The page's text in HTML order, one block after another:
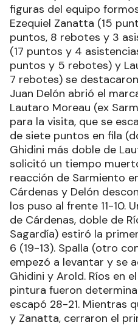
figuras del equipo
Ezequiel Zanatta (15
puntos, 8 rebotes y 3
(17 puntos y 4
puntos y 5 rebotes) y
7 rebotes) se
Juan Delón abrió el
Lautaro Moreau (ex
para la visita, que se
de siete puntos en fila
Ghidini más doble de
solicitó un tiempo
reacción de Sarmiento
Cárdenas y Delón
los puso al frente 11-10.
de Cárdenas, doble de
Sagardía) estiró la
6 (19-13). Spalla (otro
empezó a levantar y se
Ghidini y Arold. Ríos en
pintura fueron
escapó 28-21. Mientras
y Zanatta, cerraron el